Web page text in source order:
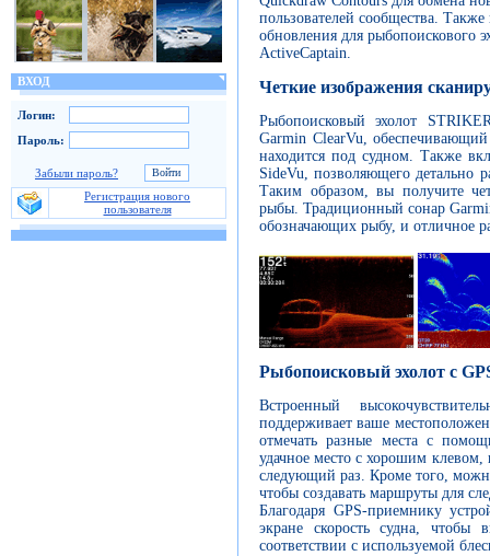
ВХОД
Логин:
Пароль:
Забыли пароль?
Регистрация нового
пользователя
пользователей сообщества. Также
обновления для рыбопоискового
ActiveCaptain.
Четкие изображения
Рыбопоисковый эхолот
Garmin ClearVu,
находится под судном. Также
SideVu, позволяющего детально
Таким образом, вы получите
рыбы. Традиционный сонар
обозначающих рыбу, и отличное
Рыбопоисковый эхолот с
Встроенный
поддерживает ваше
отмечать разные места с
удачное место с хорошим клевом,
следующий раз. Кроме того,
чтобы создавать маршруты для
Благодаря GPS-приемнику
экране скорость судна, чтобы
соответствии с используемой